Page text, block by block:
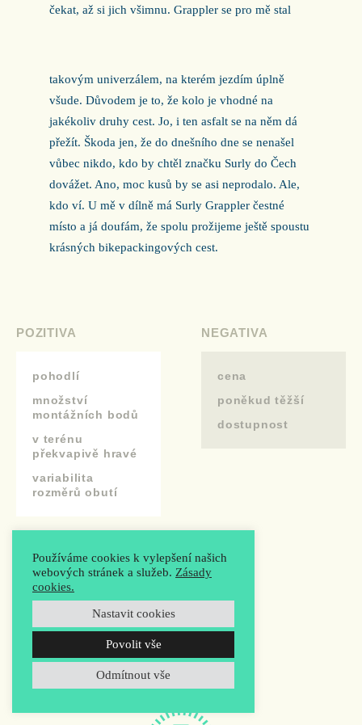
čekat, až si jich všimnu. Grappler se pro mě stal
takovým univerzálem, na kterém jezdím úplně
všude. Důvodem je to, že kolo je vhodné na
jakékoliv druhy cest. Jo, i ten asfalt se na něm dá
přežít. Škoda jen, že do dnešního dne se nenašel
vůbec nikdo, kdo by chtěl značku Surly do Čech
dovážet. Ano, moc kusů by se asi neprodalo. Ale,
kdo ví. U mě v dílně má Surly Grappler čestné
místo a já doufám, že spolu prožijeme ještě spoustu
krásných bikepackingových cest.
POZITIVA
pohodlí
množství
montážních bodů
v terénu
překvapivě hravé
variabilita
rozměrů obutí
NEGATIVA
cena
poněkud těžší
dostupnost
Cena
52.000,- Kč
Používáme cookies k vylepšení našich
webových stránek a služeb. Zásady
cookies.
Nastavit cookies
Povolit vše
Odmítnout vše